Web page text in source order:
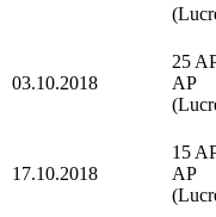
03.10.2018
25
AP
17.10.2018
15
AP